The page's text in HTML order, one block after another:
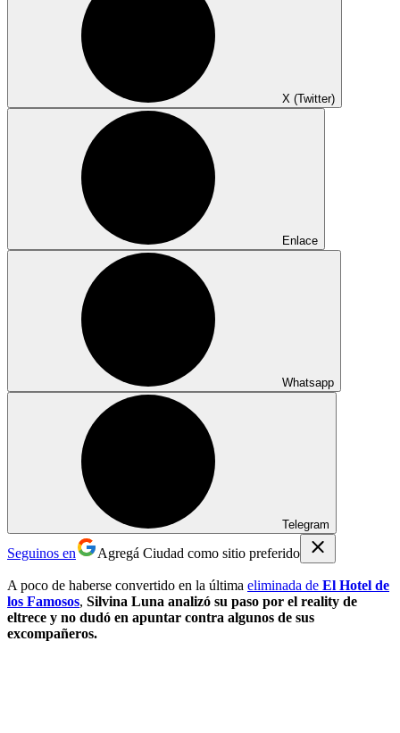
X (Twitter)
Enlace
Whatsapp
Telegram
Seguinos en Agregá Ciudad como sitio preferido
A poco de haberse convertido en la última eliminada de El Hotel de
los Famosos, Silvina Luna analizó su paso por el reality de
eltrece y no dudó en apuntar contra algunos de sus
excompañeros.